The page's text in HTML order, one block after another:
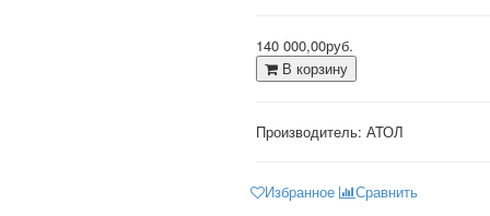
140 000,00руб.
В корзину
Производитель: АТОЛ
Избранное Сравнить